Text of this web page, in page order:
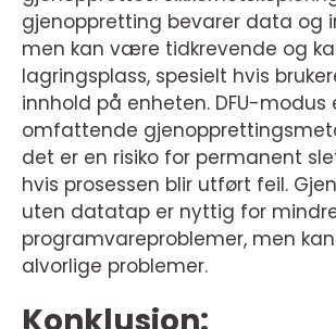
gjenoppretting bevarer data og
men kan være tidkrevende og
lagringsplass, spesielt hvis
innhold på enheten. DFU-modus
omfattende
det er en risiko for permanent
hvis prosessen blir utført feil.
uten datatap er nyttig for
programvareproblemer, men
alvorlige problemer.